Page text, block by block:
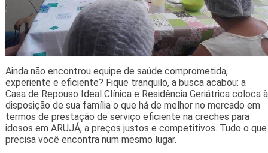
Ainda não encontrou equipe de saúde comprometida,
experiente e eficiente? Fique tranquilo, a busca acabou: a
Casa de Repouso Ideal Clínica e Residência Geriátrica coloca à
disposição de sua família o que há de melhor no mercado em
termos de prestação de serviço eficiente na creches para
idosos em ARUJÁ, a preços justos e competitivos. Tudo o que
precisa você encontra num mesmo lugar.